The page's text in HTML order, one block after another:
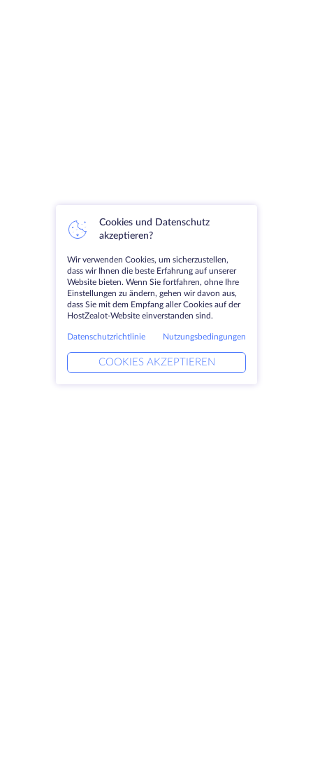
Cookies und Datenschutz
akzeptieren?
Wir verwenden Cookies, um sicherzustellen,
dass wir Ihnen die beste Erfahrung auf unserer
Website bieten. Wenn Sie fortfahren, ohne Ihre
Einstellungen zu ändern, gehen wir davon aus,
dass Sie mit dem Empfang aller Cookies auf der
HostZealot-Website einverstanden sind.
Datenschutzrichtlinie Nutzungsbedingungen
COOKIES AKZEPTIEREN